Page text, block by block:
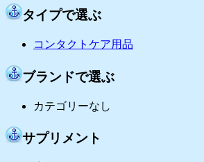
タイプで選ぶ
コンタクトケア用品
ブランドで選ぶ
カテゴリーなし
サプリメント